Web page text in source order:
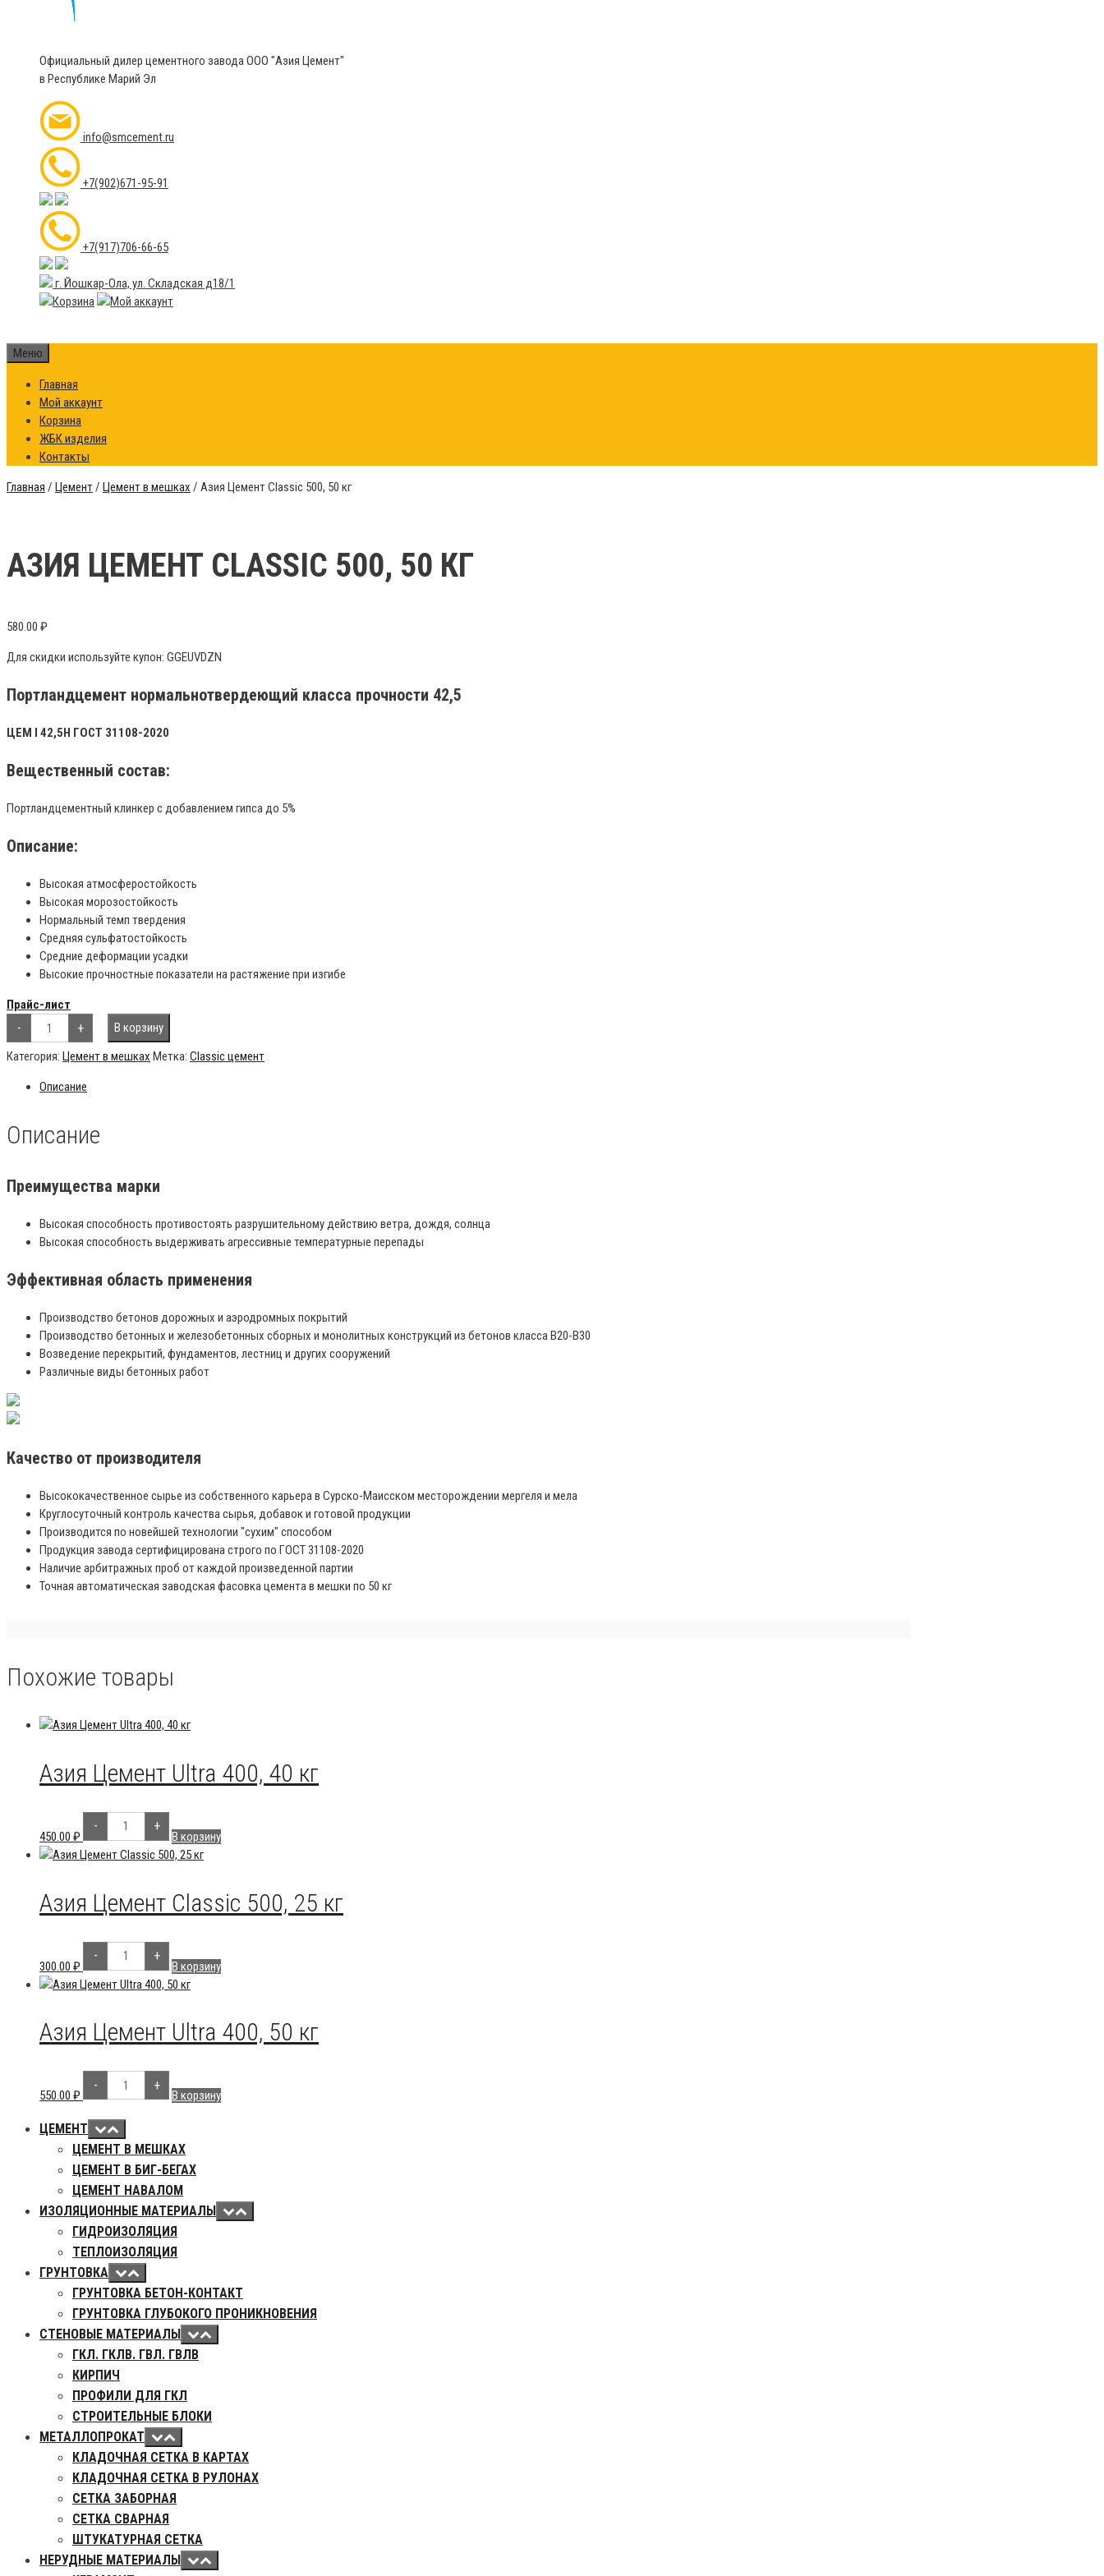
Официальный дилер цементного завода ООО "Азия Цемент"
в Республике Марий Эл
info@smcement.ru
+7(902)671-95-91
+7(917)706-66-65
г. Йошкар-Ола, ул. Складская д18/1
Меню
Главная
Мой аккаунт
Корзина
ЖБК изделия
Контакты
Главная / Цемент/ Цемент в мешках / Азия Цемент Classic 500, 50 кг
АЗИЯ ЦЕМЕНТ CLASSIC 500, 50 КГ
580.00 ₽
Для скидки используйте купон: GGEUVDZN
Портландцемент нормальнотвердеющий класса прочности 42,5
ЦЕМ I 42,5Н ГОСТ 31108-2020
Вещественный состав:
Портландцементный клинкер с добавлением гипса до 5%
Описание:
Высокая атмосферостойкость
Высокая морозостойкость
Нормальный темп твердения
Средняя сульфатостойкость
Средние деформации усадки
Высокие прочностные показатели на растяжение при изгибе
Прайс-лист
-
Количество
товара
Азия
Цемент
500,
50
+
В корзину
Категория: Цемент в мешках Метка: Classic цемент
Описание
Описание
Преимущества марки
Высокая способность противостоять разрушительному действию ветра, дождя, солнца
Высокая способность выдерживать агрессивные температурные перепады
Эффективная область применения
Производство бетонов дорожных и аэродромных покрытий
Производство бетонных и железобетонных сборных и монолитных конструкций из бетонов класса В20-В30
Возведение перекрытий, фундаментов, лестниц и других сооружений
Различные виды бетонных работ
Качество от производителя
Высококачественное сырье из собственного карьера в Сурско-Маисском месторождении мергеля и мела
Круглосуточный контроль качества сырья, добавок и готовой продукции
Производится по новейшей технологии "сухим" способом
Продукция завода сертифицирована строго по ГОСТ 31108-2020
Наличие арбитражных проб от каждой произведенной партии
Точная автоматическая заводская фасовка цемента в мешки по 50 кг
Похожие товары
Азия Цемент Ultra 400, 40 кг
450.00 ₽
-
Количество
товара
Азия
Цемент
кг
+
В корзину
Азия Цемент Classic 500, 25 кг
300.00 ₽
-
Количество
товара
Азия
Цемент
кг
+
В корзину
Азия Цемент Ultra 400, 50 кг
550.00 ₽
-
Количество
товара
Азия
Ultra
400,
50
кг
+
В корзину
ЦЕМЕНТ
ЦЕМЕНТ В МЕШКАХ
ЦЕМЕНТ В БИГ-БЕГАХ
ЦЕМЕНТ НАВАЛОМ
ИЗОЛЯЦИОННЫЕ МАТЕРИАЛЫ
ГИДРОИЗОЛЯЦИЯ
ТЕПЛОИЗОЛЯЦИЯ
ГРУНТОВКА
ГРУНТОВКА БЕТОН-КОНТАКТ
ГРУНТОВКА ГЛУБОКОГО ПРОНИКНОВЕНИЯ
СТЕНОВЫЕ МАТЕРИАЛЫ
ГКЛ. ГКЛВ. ГВЛ. ГВЛВ
КИРПИЧ
ПРОФИЛИ ДЛЯ ГКЛ
СТРОИТЕЛЬНЫЕ БЛОКИ
МЕТАЛЛОПРОКАТ
КЛАДОЧНАЯ СЕТКА В КАРТАХ
КЛАДОЧНАЯ СЕТКА В РУЛОНАХ
СЕТКА ЗАБОРНАЯ
СЕТКА СВАРНАЯ
ШТУКАТУРНАЯ СЕТКА
НЕРУДНЫЕ МАТЕРИАЛЫ